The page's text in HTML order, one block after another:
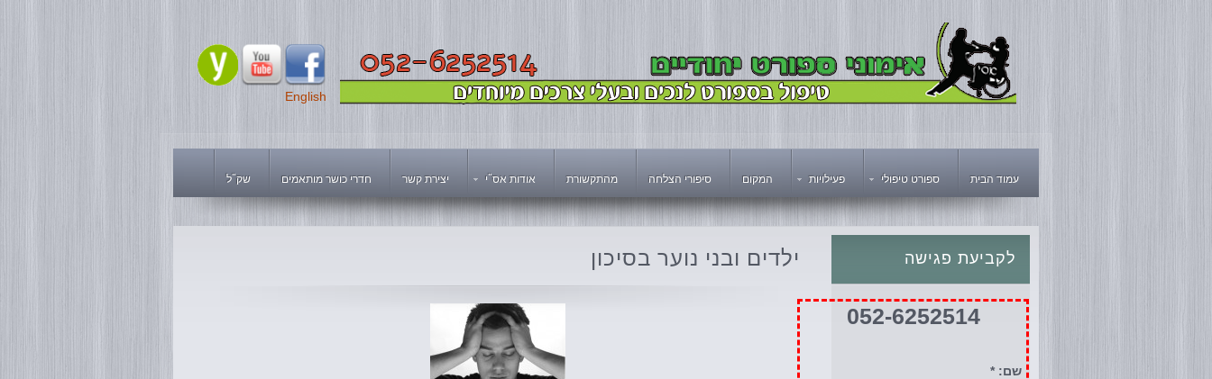
English
עמוד הבית ספורט טיפולי פעילויות המקום סיפורי הצלחה מהתקשורת אודות אס"י יצירת קשר חדרי כושר מותאמים שק"ל
ילדים ובני נוער בסיכון לקביעת פגישה
052-6252514
שם: *